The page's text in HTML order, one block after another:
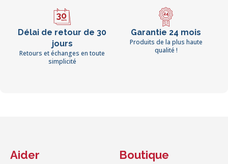
Délai de retour de 30
jours
Retours et échanges en toute
simplicité
Garantie 24 mois
Produits de la plus haute
qualité !
Aider Boutique